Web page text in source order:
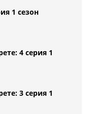
1 сезон
4 серия 1
3 серия 1